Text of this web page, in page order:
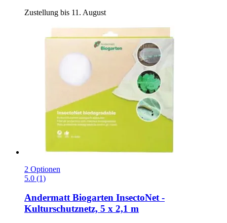
Zustellung bis 11. August
2 Optionen
5.0 (1)
Andermatt Biogarten InsectoNet -​
Kulturschutznetz, 5 x 2,1 m